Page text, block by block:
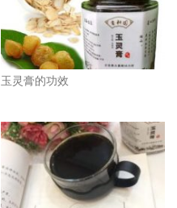
玉灵膏的功效